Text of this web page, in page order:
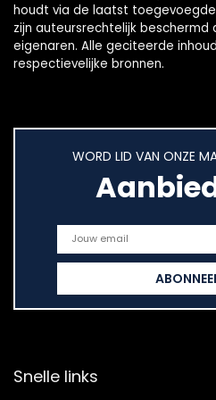
houdt via de laatst
zijn auteursrechtelijk beschermd
eigenaren. Alle geciteerde
respectievelijke bronnen.
WORD LID VAN ONZE
Snelle links